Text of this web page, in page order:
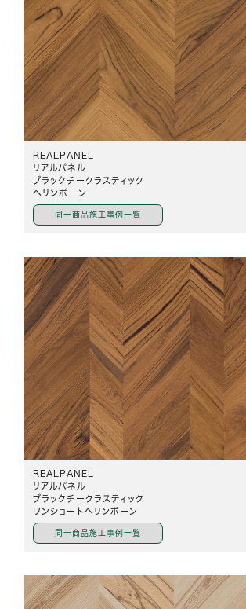
REALPANEL
リアルパネル
ブラックチークラスティック
ヘリンボーン
同一商品施工事例一覧
REALPANEL
リアルパネル
ブラックチークラスティック
ワンショートヘリンボーン
同一商品施工事例一覧